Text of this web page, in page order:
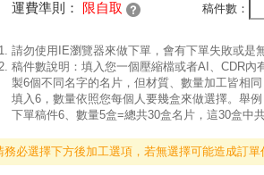
運費準則： 限自取 稿件數：
請勿使用IE瀏覽器來做下單，會有下單失敗或是
稿件數說明：填入您一個壓縮檔或者AI、CDR內
製6個不同名字的名片，但材質、數量加工皆相
填入6，數量依照您每個人要幾盒來做選擇。舉例
下單稿件6、數量5盒=總共30盒名片，這30盒中
務必選擇下方後加工選項，若無選擇可能造成訂單